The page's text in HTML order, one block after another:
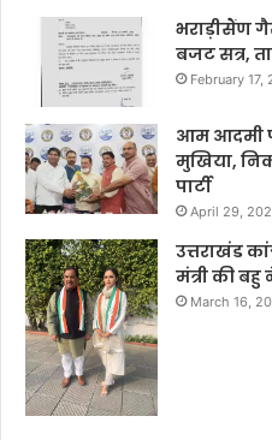
भराड़ीसैंण
बजट सत्र,
February 17,
आम आदमी
मुखिया,
पार्टी
April 29,
उत्तराखंड
मंत्री की बहु
March 16,